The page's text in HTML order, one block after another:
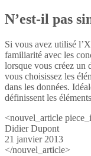
N’est-il pas
Si vous avez utilisé
familiarité avec les
lorsque vous créez un
vous choisissez les
dans les données.
définissent les
<nouvel_article
Didier Dupont
21 janvier 2013
</nouvel_article>